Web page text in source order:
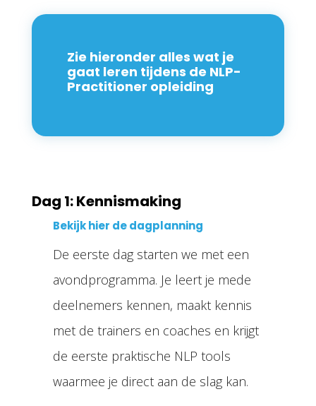
Zie hieronder alles wat je
gaat leren tijdens de NLP-
Practitioner opleiding
Dag 1: Kennismaking
Bekijk hier de dagplanning
De eerste dag starten we met een
avondprogramma. Je leert je mede
deelnemers kennen, maakt kennis
met de trainers en coaches en krijgt
de eerste praktische NLP tools
waarmee je direct aan de slag kan.